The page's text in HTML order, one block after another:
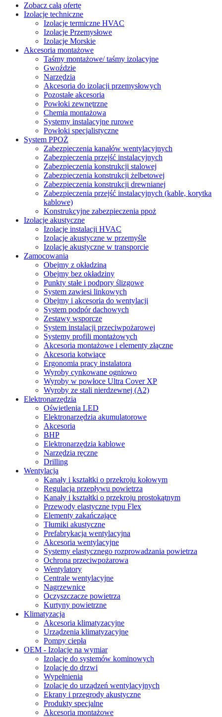
Zobacz całą ofertę
Izolacje techniczne
Izolacje termiczne HVAC
Izolacje Przemysłowe
Izolacje Morskie
Akcesoria montażowe
Taśmy montażowe/ taśmy izolacyjne
Gwoździe
Narzędzia
Akcesoria do izolacji przemysłowych
Pozostałe akcesoria
Powłoki zewnętrzne
Chemia montażowa
Systemy instalacyjne rurowe
Powłoki specjalistyczne
System PPOŻ
Zabezpieczenia kanałów wentylacyjnych
Zabezpieczenia przejść instalacyjnych
Zabezpieczenia konstrukcji stalowej
Zabezpieczenia konstrukcji żelbetowej
Zabezpieczenia konstrukcji drewnianej
Zabezpieczenia przejść instalacyjnych (kable, korytka
kablowe)
Konstrukcyjne zabezpieczenia ppoż
Izolacje akustyczne
Izolacje instalacji HVAC
Izolacje akustyczne w przemyśle
Izolacje akustyczne w transporcie
Zamocowania
Obejmy z okładziną
Obejmy bez okładziny
Punkty stałe i podpory ślizgowe
System zawiesi linkowych
Obejmy i akcesoria do wentylacji
System podpór dachowych
Zestawy wsporcze
System instalacji przeciwpożarowej
Systemy profili montażowych
Akcesoria montażowe i elementy złączne
Akcesoria kotwiące
Ergonomia pracy instalatora
Wyroby cynkowane ogniowo
Wyroby w powłoce Ultra Cover XP
Wyroby ze stali nierdzewnej (A2)
Elektronarzędzia
Oświetlenia LED
Elektronarzędzia akumulatorowe
Akcesoria
BHP
Elektronarzędzia kablowe
Narzędzia ręczne
Drilling
Wentylacja
Kanały i kształtki o przekroju kołowym
Regulacja przepływu powietrza
Kanały i kształtki o przekroju prostokątnym
Przewody elastyczne typu Flex
Elementy zakańczające
Tłumiki akustyczne
Prefabrykacja wentylacyjna
Akcesoria wentylacyjne
Systemy elastycznego rozprowadzania powietrza
Ochrona przeciwpożarowa
Wentylatory
Centrale wentylacyjne
Nagrzewnice
Oczyszczacze powietrza
Kurtyny powietrzne
Klimatyzacja
Akcesoria klimatyzacyjne
Urządzenia klimatyzacyjne
Pompy ciepła
OEM - Izolacje na wymiar
Izolacje do systemów kominowych
Izolacje do drzwi
Wypełnienia
Izolacje do urządzeń wentylacyjnych
Ekrany i przegrody akustyczne
Produkty specjalne
Akcesoria montażowe